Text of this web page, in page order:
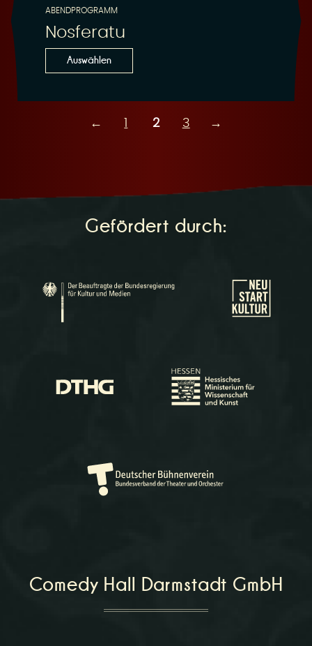
ABENDPROGRAMM
Nosferatu
Auswählen
← 2 3 →
Gefördert durch:
Comedy Hall Darmstadt GmbH